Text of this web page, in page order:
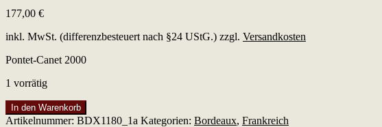
177,00 €
inkl. MwSt. (differenzbesteuert nach §24 UStG.) zzgl. Versandkosten
Pontet-Canet 2000
1 vorrätig
Pontet-
Canet
In den Warenkorb
Artikelnummer: BDX1180_1a Kategorien: Bordeaux, Frankreich